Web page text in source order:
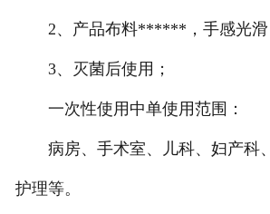
2、产品布料******，手感光滑
3、灭菌后使用；
一次性使用中单使用范围：
病房、手术室、儿科、妇产科
护理等。